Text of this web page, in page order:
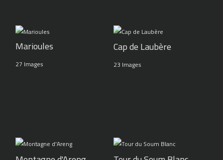
Marioules
27 Images
Cap de Laubère
23 Images